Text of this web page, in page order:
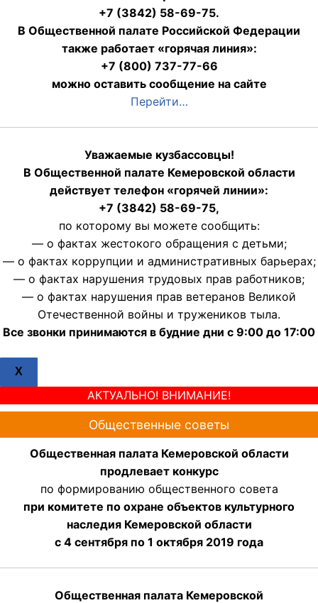
+7 (3842) 58-69-75.
В Общественной палате Российской Федерации
также работает «горячая линия»:
+7 (800) 737-77-66
можно оставить сообщение на сайте
Перейти…
Уважаемые кузбассовцы!
В Общественной палате Кемеровской области
действует телефон «горячей линии»:
+7 (3842) 58-69-75,
по которому вы можете сообщить:
— о фактах жестокого обращения с детьми;
— о фактах коррупции и административных барьерах;
— о фактах нарушения трудовых прав работников;
— о фактах нарушения прав ветеранов Великой
Отечественной войны и тружеников тыла.
Все звонки принимаются в будние дни с 9:00 до 17:00
X
АКТУАЛЬНО! ВНИМАНИЕ!
Общественные советы
Общественная палата Кемеровской области
продлевает конкурс
по формированию общественного совета
при комитете по охране объектов культурного
наследия Кемеровской области
с 4 сентября по 1 октября 2019 года
Общественная палата Кемеровской